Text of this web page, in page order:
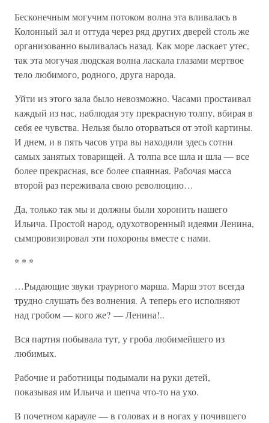
Бесконечным могучим потоком волна эта вливалась в
Колонный зал и оттуда через ряд других дверей столь же
организованно выливалась назад. Как море ласкает утес,
так эта могучая людская волна ласкала глазами мертвое
тело любимого, родного, друга народа.
Уйти из этого зала было невозможно. Часами простаивал
каждый из нас, наблюдая эту прекрасную толпу, вбирая в
себя ее чувства. Нельзя было оторваться от этой картины.
И днем, и в пять часов утра вы находили здесь сотни
самых занятых товарищей. А толпа все шла и шла — все
более прекрасная, все более спаянная. Рабочая масса
второй раз переживала свою революцию…
Да, только так мы и должны были хоронить нашего
Ильича. Простой народ, одухотворенный идеями Ленина,
сымпровизировал эти похороны вместе с нами.
* * *
…Рыдающие звуки траурного марша. Марш этот всегда
трудно слушать без волнения. А теперь его исполняют
над гробом — кого же? — Ленина!..
Вся партия побывала тут, у гроба любимейшего из
любимых.
Рабочие и работницы подымали на руки детей,
показывая им Ильича и шепча что-то на ухо.
В почетном карауле — в головах и в ногах у почившего